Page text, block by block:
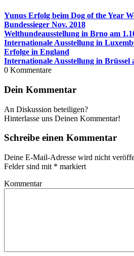
Yunus Erfolg beim Dog of the Year
Bundessieger Nov. 2018
Welthundeausstellung in Brno am
Internationale Ausstellung in
Erfolge in England
Internationale Ausstellung in Brüssel
0 Kommentare
Dein Kommentar
An Diskussion beteiligen?
Hinterlasse uns Deinen Kommentar!
Schreibe einen Kommentar
Deine E-Mail-Adresse wird nicht
Felder sind mit * markiert
Kommentar